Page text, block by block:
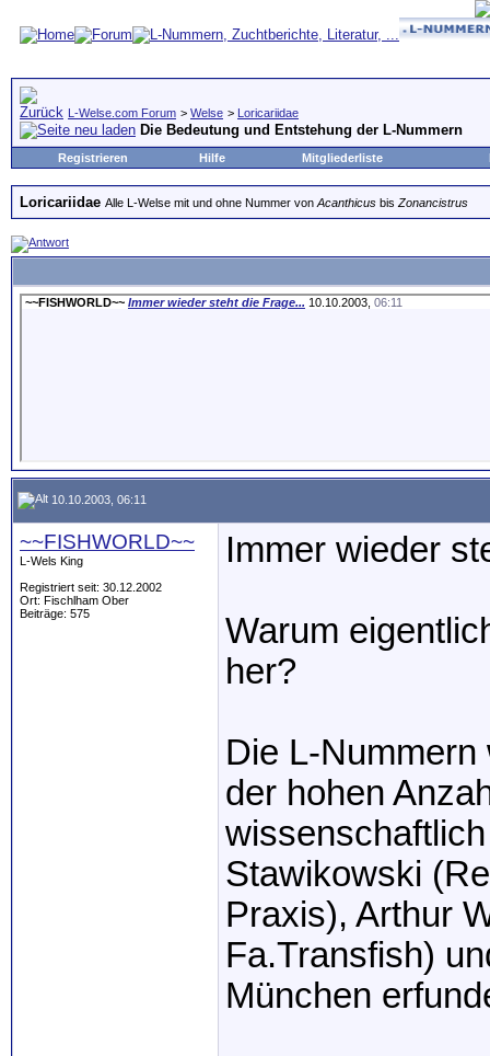
L-Welse.com Forum > Welse > Loricariidae
Die Bedeutung und Entstehung der L-Nummern
Registrieren Hilfe Mitgliederliste
Loricariidae Alle L-Welse mit und ohne Nummer von Acanthicus bis Zonancistrus
~~FISHWORLD~~ Immer wieder steht die Frage... 10.10.2003, 06:11
10.10.2003, 06:11
~~FISHWORLD~~
L-Wels King
Registriert seit: 30.12.2002
Ort: Fischlham Ober
Beiträge: 575
Immer wieder
Warum
her?
Die L-
der hohen
Stawikowski
Praxis), Arthur
Fa.Transfish)
München